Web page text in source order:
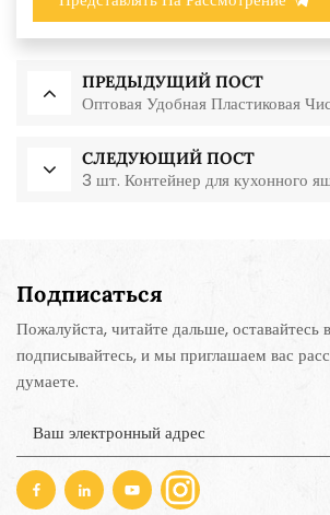
ПРЕДЫДУЩИЙ ПОСТ
Оптовая Удобная Пластиковая
СЛЕДУЮЩИЙ ПОСТ
3 шт. Контейнер для кухонного
Подписаться
Пожалуйста, читайте дальше, оставайтесь
подписывайтесь, и мы приглашаем вас
думаете.